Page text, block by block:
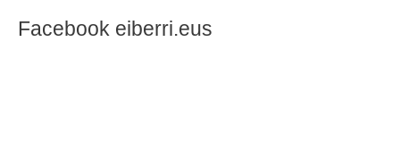
Facebook eiberri.eus